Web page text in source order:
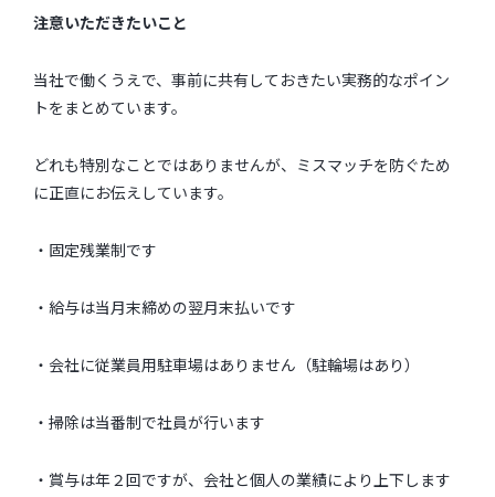
注意いただきたいこと
当社で働くうえで、事前に共有しておきたい実務的なポイン
トをまとめています。
どれも特別なことではありませんが、ミスマッチを防ぐため
に正直にお伝えしています。
・固定残業制です
・給与は当月末締めの翌月末払いです
・会社に従業員用駐車場はありません（駐輪場はあり）
・掃除は当番制で社員が行います
・賞与は年２回ですが、会社と個人の業績により上下します